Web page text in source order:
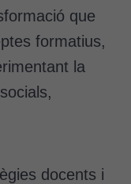
que
formatius,
la
docents i